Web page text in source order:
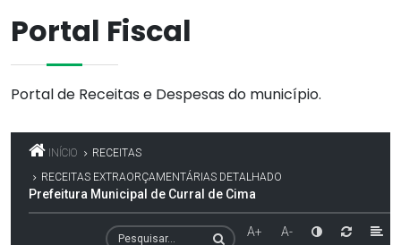
Portal Fiscal
Portal de Receitas e Despesas do município.